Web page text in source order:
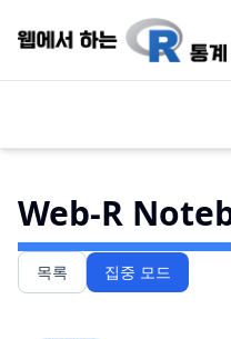
Web-R
목록 집중 모드